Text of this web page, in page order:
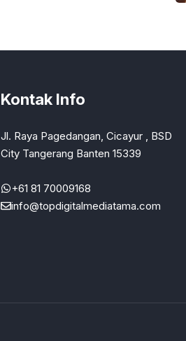
Kontak Info
Jl. Raya Pagedangan, Cicayur , BSD
City Tangerang Banten 15339
+61 81 70009168
info@topdigitalmediatama.com